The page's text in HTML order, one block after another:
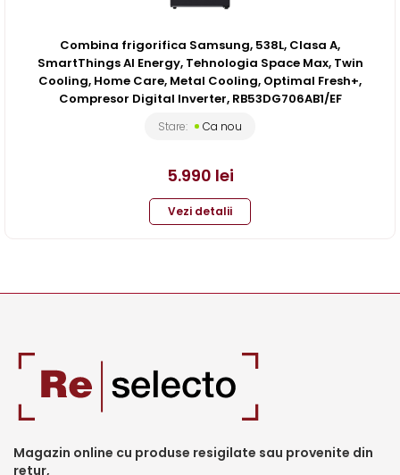
Combina frigorifica Samsung, 538L, Clasa A,
SmartThings AI Energy, Tehnologia Space Max, Twin
Cooling, Home Care, Metal Cooling, Optimal Fresh+,
Compresor Digital Inverter, RB53DG706AB1/EF
Stare: Ca nou
5.990 lei
Vezi detalii
Magazin online cu produse resigilate sau provenite din
retur,